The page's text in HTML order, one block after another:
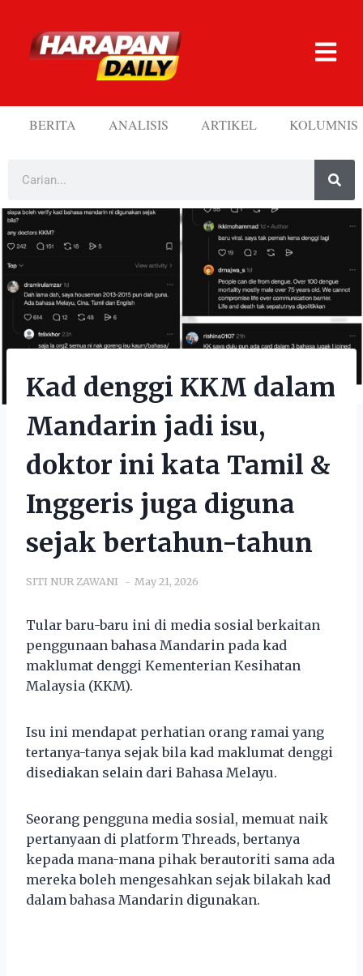
BERITA ANALISIS ARTIKEL KOLUMNIS
Kad denggi KKM dalam
Mandarin jadi isu,
doktor ini kata Tamil &
Inggeris juga diguna
sejak bertahun-tahun
SITI NUR ZAWANI May 21, 2026
Tular baru-baru ini di media sosial berkaitan
penggunaan bahasa Mandarin pada kad
maklumat denggi Kementerian Kesihatan
Malaysia (KKM).
Isu ini mendapat perhatian orang ramai yang
tertanya-tanya sejak bila kad maklumat denggi
disediakan selain dari Bahasa Melayu.
Seorang pengguna media sosial, memuat naik
pertanyaan di platform Threads, bertanya
kepada mana-mana pihak berautoriti sama ada
mereka boleh mengesahkan sejak bilakah kad
dalam bahasa Mandarin digunakan.